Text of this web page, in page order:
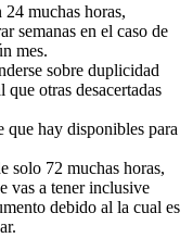
muchas horas,
semanas en el caso de
mes.
sobre duplicidad
otras desacertadas
que hay disponibles para
solo 72 muchas horas,
vas a tener inclusive
debido al la cual es